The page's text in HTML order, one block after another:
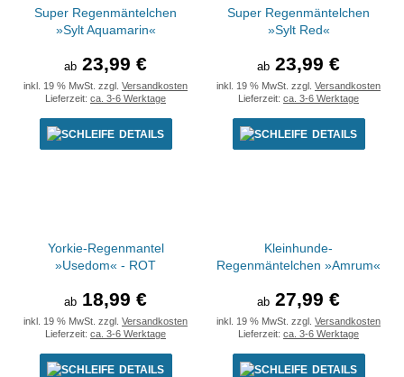
Super Regenmäntelchen
»Sylt Aquamarin«
ab 23,99 €
inkl. 19 % MwSt. zzgl. Versandkosten
Lieferzeit: ca. 3-6 Werktage
DETAILS
Super Regenmäntelchen
»Sylt Red«
ab 23,99 €
inkl. 19 % MwSt. zzgl. Versandkosten
Lieferzeit: ca. 3-6 Werktage
DETAILS
Yorkie-Regenmantel
»Usedom« - ROT
ab 18,99 €
inkl. 19 % MwSt. zzgl. Versandkosten
Lieferzeit: ca. 3-6 Werktage
DETAILS
Kleinhunde-
Regenmäntelchen »Amrum«
ab 27,99 €
inkl. 19 % MwSt. zzgl. Versandkosten
Lieferzeit: ca. 3-6 Werktage
DETAILS